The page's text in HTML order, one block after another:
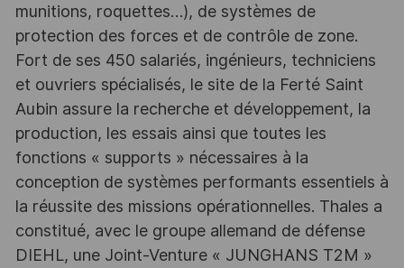
munitions, roquettes…), de systèmes de
protection des forces et de contrôle de zone.
Fort de ses 450 salariés, ingénieurs, techniciens
et ouvriers spécialisés, le site de la Ferté Saint
Aubin assure la recherche et développement, la
production, les essais ainsi que toutes les
fonctions « supports » nécessaires à la
conception de systèmes performants essentiels à
la réussite des missions opérationnelles. Thales a
constitué, avec le groupe allemand de défense
DIEHL, une Joint-Venture « JUNGHANS T2M »